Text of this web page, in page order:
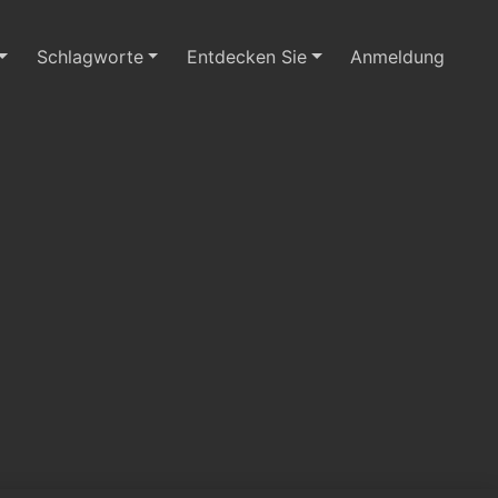
Schlagworte Entdecken Sie Anmeldung